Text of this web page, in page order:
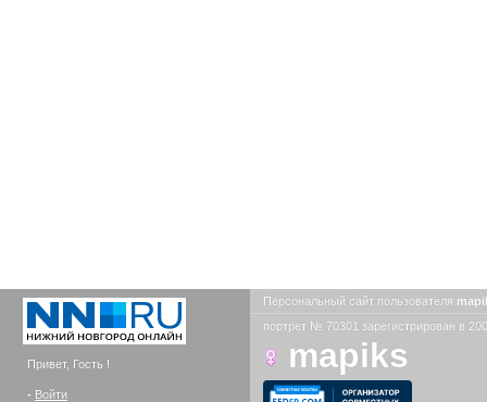
Привет, Гость !
- Войти
Персональный сайт пользователя
портрет № 70301 зарегистрирован в
mapiks